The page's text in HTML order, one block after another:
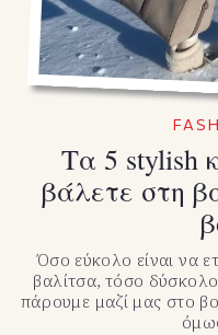
Τα 5 stylish
βάλετε στη
Όσο εύκολο είναι να
βαλίτσα, τόσο
πάρουμε μαζί μας στο